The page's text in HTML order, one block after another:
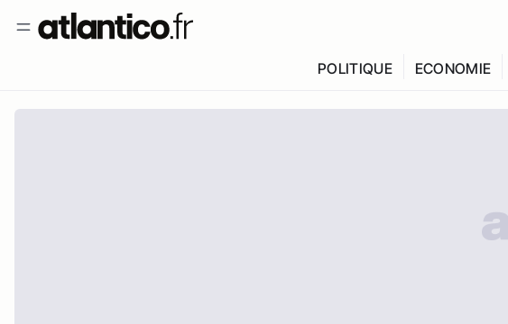
POLITIQUE ECONOMIE